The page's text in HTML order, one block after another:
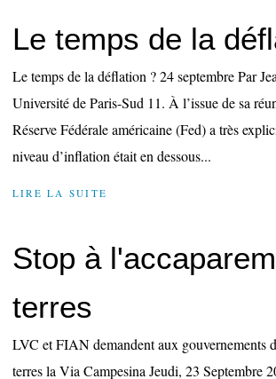
Le temps de la
Le temps de la déflation ? 24 septembre Par
Université de Paris-Sud 11. À l’issue de sa
Réserve Fédérale américaine (Fed) a très
niveau d’inflation était en dessous...
LIRE LA SUITE
Stop à
terres
LVC et FIAN demandent aux gouvernements
terres la Via Campesina Jeudi, 23 Septembre